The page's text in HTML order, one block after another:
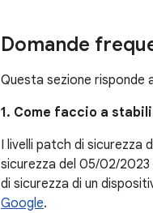
Domande
Questa sezione
1. Come faccio a
I livelli patch di sicurezza
sicurezza del 05/02/
di sicurezza di un
Google.